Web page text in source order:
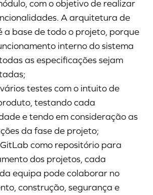
com o objetivo de realizar
A arquitetura de
a base de todo o projeto, porque
interno do sistema
as especificações sejam
testes com o intuito de
testando cada
e tendo em consideração as
da fase de projeto;
como repositório para
dos projetos, cada
equipa pode colaborar no
construção, segurança e